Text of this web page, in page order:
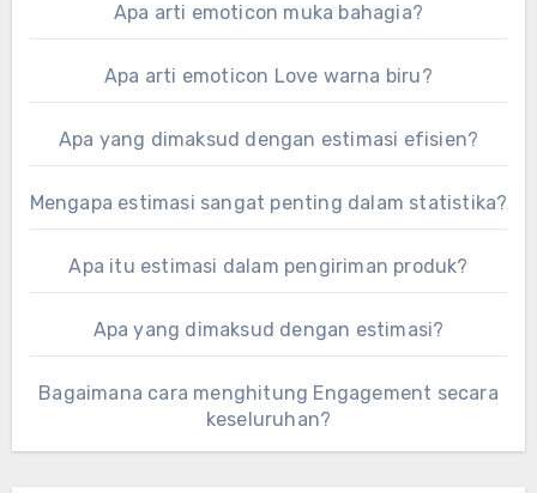
Apa arti emoticon muka bahagia?
Apa arti emoticon Love warna biru?
Apa yang dimaksud dengan estimasi efisien?
Mengapa estimasi sangat penting dalam statistika?
Apa itu estimasi dalam pengiriman produk?
Apa yang dimaksud dengan estimasi?
Bagaimana cara menghitung Engagement secara
keseluruhan?